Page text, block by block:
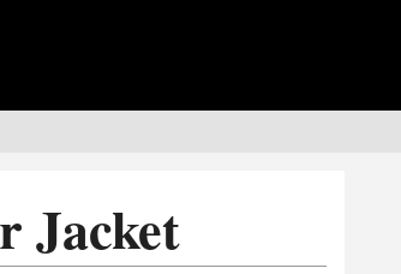
Jacket